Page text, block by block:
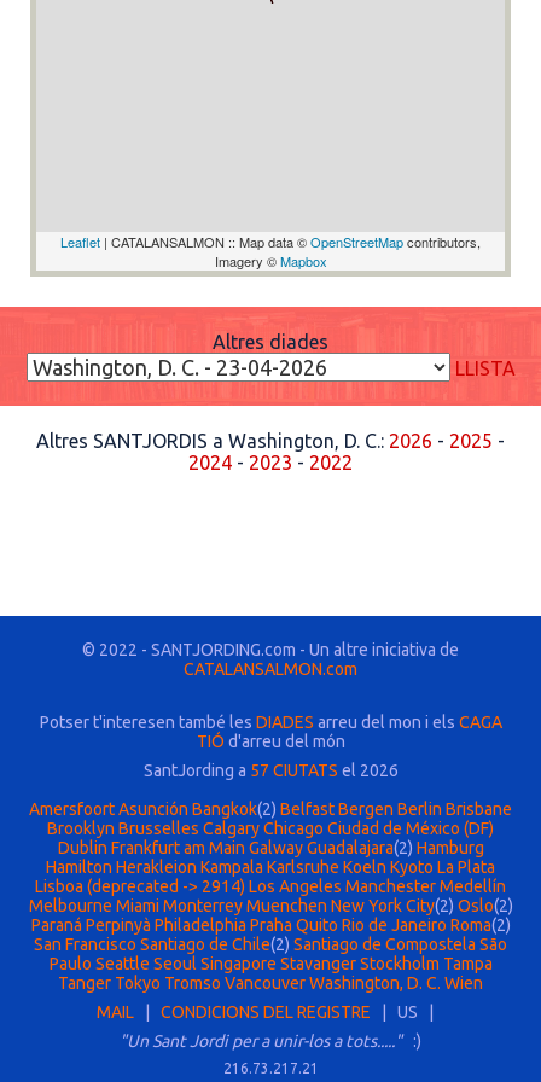
Leaflet | CATALANSALMON :: Map data ©OpenStreetMapcontributors,
Imagery ©Mapbox
Altres diades
LLISTA
Altres SANTJORDIS a Washington, D. C.: 2026 - 2025 -
2024 - 2023 - 2022
© 2022 - SANTJORDING.com - Un altre iniciativa de
CATALANSALMON.com
Potser t'interesen també les DIADES arreu del mon i els CAGA
TIÓ d'arreu del món
SantJording a 57 CIUTATS el 2026
AmersfoortAsunción Bangkok(2) BelfastBergen Berlin Brisbane
Brooklyn Brusselles CalgaryChicago Ciudad de México (DF)
Dublin Frankfurt am Main Galway Guadalajara(2) Hamburg
Hamilton Herakleion Kampala Karlsruhe Koeln Kyoto La Plata
Lisboa (deprecated -> 2914) Los Angeles ManchesterMedellín
Melbourne Miami Monterrey Muenchen New York City(2) Oslo(2)
Paraná Perpinyà Philadelphia Praha Quito Rio de Janeiro Roma(2)
San Francisco Santiago de Chile(2) Santiago de Compostela São
Paulo Seattle Seoul Singapore Stavanger Stockholm Tampa
Tanger Tokyo Tromso VancouverWashington, D. C. Wien
MAIL
CONDICIONS DEL REGISTRE | US |
"Un Sant Jordi per a unir-los a tots.....":)
216.73.217.21